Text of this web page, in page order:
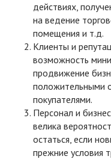
действиях,
на ведение
помещения и т.д.
Клиенты и
возможность
продвижение
положительными
покупателями.
Персонал и
велика
остаться, если
прежние условия